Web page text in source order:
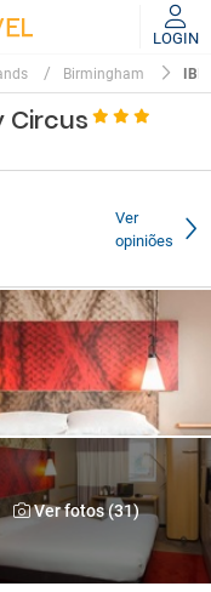
LOGIN
Birmingham
Circus
Ver
opiniões
Ver fotos (31)